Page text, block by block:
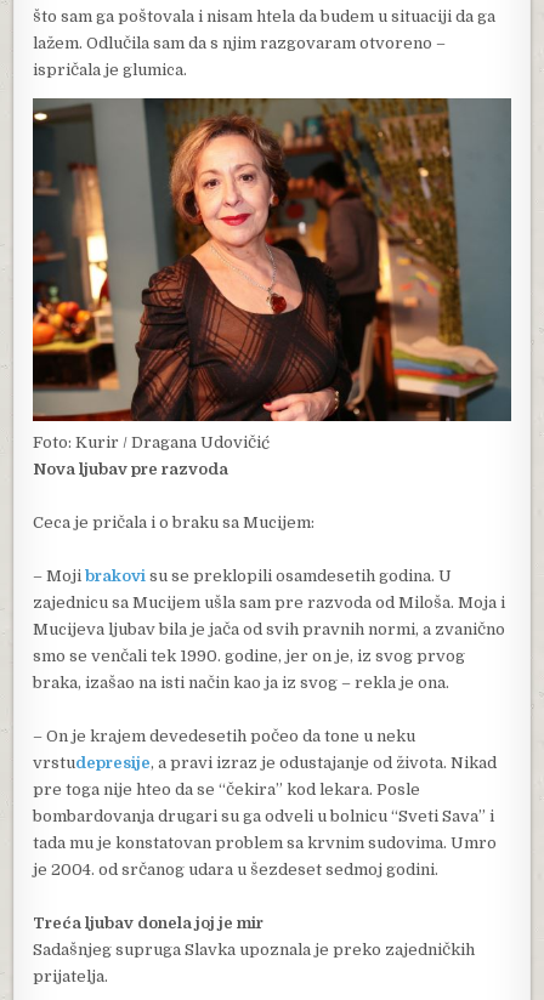
što sam ga poštovala i nisam htela da budem u situaciji da ga
lažem. Odlučila sam da s njim razgovaram otvoreno –
ispričala je glumica.
Foto: Kurir / Dragana Udovičić
Nova ljubav pre razvoda
Ceca je pričala i o braku sa Mucijem:
– Mojibrakovisu se preklopili osamdesetih godina. U
zajednicu sa Mucijem ušla sam pre razvoda od Miloša. Moja i
Mucijeva ljubav bila je jača od svih pravnih normi, a zvanično
smo se venčali tek 1990. godine, jer on je, iz svog prvog
braka, izašao na isti način kao ja iz svog – rekla je ona.
– On je krajem devedesetih počeo da tone u neku
vrstudepresije, a pravi izraz je odustajanje od života. Nikad
pre toga nije hteo da se “čekira” kod lekara. Posle
bombardovanja drugari su ga odveli u bolnicu “Sveti Sava” i
tada mu je konstatovan problem sa krvnim sudovima. Umro
je 2004. od srčanog udara u šezdeset sedmoj godini.
Treća ljubav donela joj je mir
Sadašnjeg supruga Slavka upoznala je preko zajedničkih
prijatelja.